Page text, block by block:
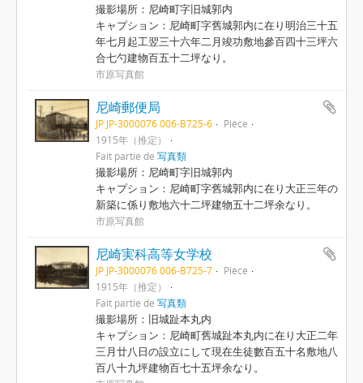
撮影場所：尼崎町字旧城郭内
キャプション：尼崎町字舊城郭内に在り明治三十五
年七月起工翌三十六年二月竣功敷地參百四十三坪六
合七勺建物百五十二坪なり。
市原写真館
尼崎郵便局
JP JP-3000076 006-B725-6
Pièce
1915年（推定）
Fait partie de 写真類
撮影場所：尼崎町字旧城郭内
キャプション：尼崎町字舊城郭内に在り大正三年の
新築に係り敷地六十二坪建物五十二坪余なり。
市原写真館
尼崎実科高等女学校
JP JP-3000076 006-B725-7
Pièce
1915年（推定）
Fait partie de 写真類
撮影場所：旧城趾本丸内
キャプション：尼崎町舊城趾本丸内に在り大正二年
三月廿八日の設立にして現在生徒數百五十名敷地八
百八十九坪建物百七十五坪余なり。